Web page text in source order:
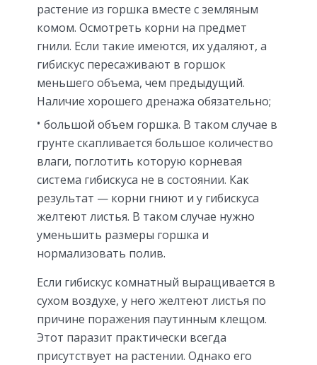
растение из горшка вместе с земляным
комом. Осмотреть корни на предмет
гнили. Если такие имеются, их удаляют, а
гибискус пересаживают в горшок
меньшего объема, чем предыдущий.
Наличие хорошего дренажа обязательно;
большой объем горшка. В таком случае в
грунте скапливается большое количество
влаги, поглотить которую корневая
система гибискуса не в состоянии. Как
результат — корни гниют и у гибискуса
желтеют листья. В таком случае нужно
уменьшить размеры горшка и
нормализовать полив.
Если гибискус комнатный выращивается в
сухом воздухе, у него желтеют листья по
причине поражения паутинным клещом.
Этот паразит практически всегда
присутствует на растении. Однако его